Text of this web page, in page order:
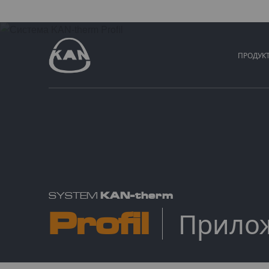
SYSTEM KAN-therm
Profil